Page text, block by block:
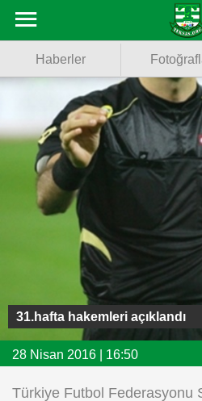
Fotoğraflar
Videolar
Basketbol
Voleybol
Puan Durumu
Fikstür
Facebook
Twitter
Instagram
MENU
Haberler
31.hafta hakemleri açıklandı
28 Nisan 2016 | 16:50
Türkiye Futbol Federasyonu